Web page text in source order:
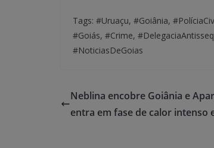
Tags: #Uruaçu, #Goiânia,
#Goiás, #Crime,
#NoticiasDeGoias
Neblina encobre Goiânia e
entra em fase de calor intenso